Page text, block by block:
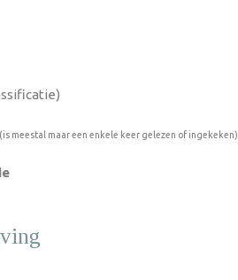
meestal maar een enkele keer gelezen of ingekeken)